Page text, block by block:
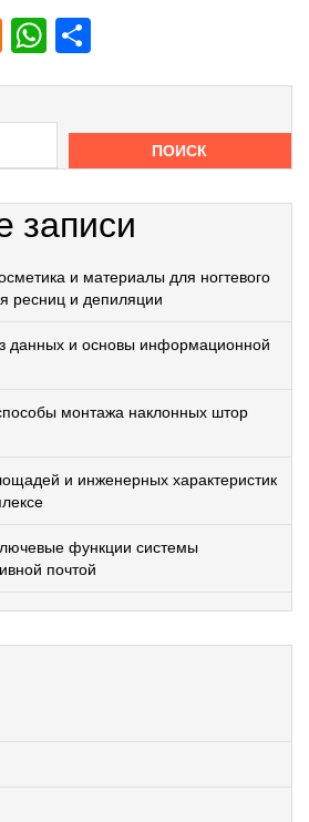
Odnoklassniki
WhatsApp
ПОИСК
записи
и материалы для ногтевого
ресниц и депиляции
данных и основы информационной
монтажа наклонных штор
и инженерных характеристик
функции системы
почтой